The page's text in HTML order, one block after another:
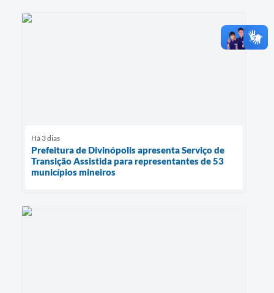
Há 3 dias
Prefeitura de Divinópolis apresenta Serviço de
Transição Assistida para representantes de 53
municípios mineiros